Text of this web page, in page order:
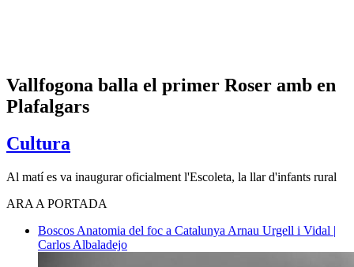
Vallfogona balla el primer Roser amb en
Plafalgars
Cultura
Al matí es va inaugurar oficialment l'Escoleta, la llar d'infants rural
ARA A PORTADA
Boscos Anatomia del foc a Catalunya Arnau Urgell i Vidal |
Carlos Albaladejo